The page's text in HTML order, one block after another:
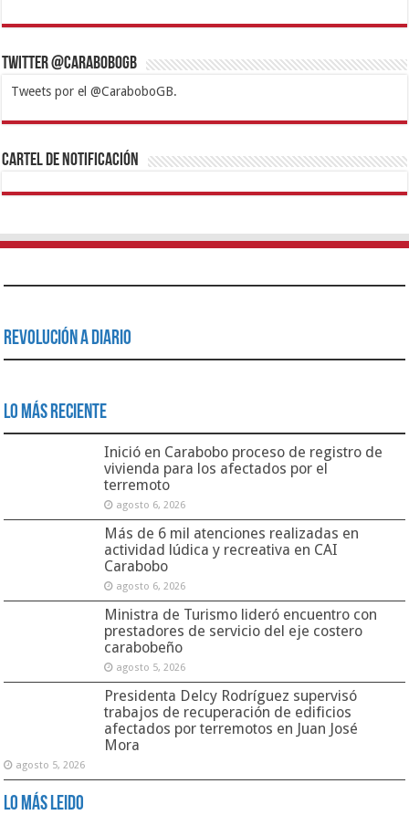
Twitter @CaraboboGB
Tweets por el @CaraboboGB.
1xbetBetturkeyBetistKralbetSupertotobetTipobetMatadorbetMariobet
https://mvbcasino.com/
Cartel de Notificación
Revolución a Diario
Lo Más Reciente
Inició en Carabobo proceso de registro de
vivienda para los afectados por el
terremoto
agosto 6, 2026
Más de 6 mil atenciones realizadas en
actividad lúdica y recreativa en CAI
Carabobo
agosto 6, 2026
Ministra de Turismo lideró encuentro con
prestadores de servicio del eje costero
carabobeño
agosto 5, 2026
Presidenta Delcy Rodríguez supervisó
trabajos de recuperación de edificios
afectados por terremotos en Juan José
Mora
agosto 5, 2026
Lo Más Leido